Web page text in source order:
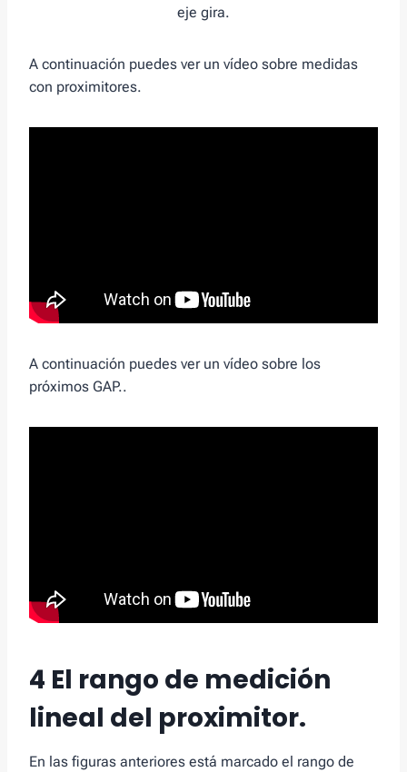
eje gira.
A continuación puedes ver un vídeo sobre medidas
con proximitores.
A continuación puedes ver un vídeo sobre los
próximos GAP..
4 El rango de medición
lineal del proximitor.
En las figuras anteriores está marcado el rango de